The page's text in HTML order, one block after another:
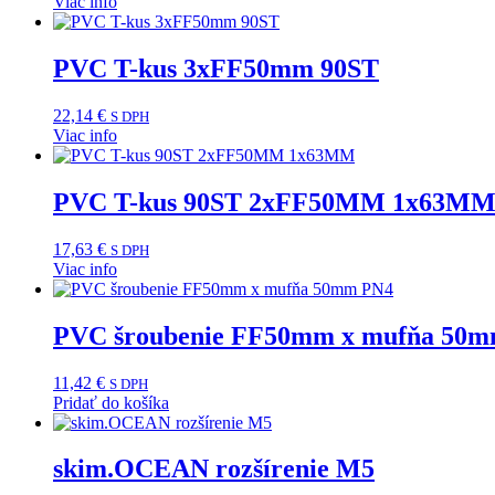
PVC T-kus 3xFF50mm 90ST
22,14 € S DPH
Viac info
PVC T-kus 90ST 2xFF50MM 1x63MM
17,63 € S DPH
Viac info
PVC šroubenie FF50mm x mufňa
11,42 € S DPH
Pridať do košíka
skim.OCEAN rozšírenie M5